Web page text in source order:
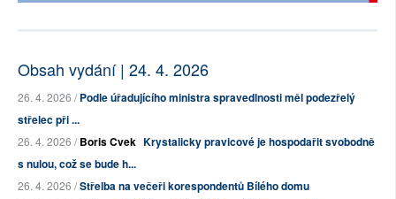
Obsah vydání | 24. 4. 2026
26. 4. 2026 /Podle úřadujícího ministra spravedlnosti měl podezřelý
střelec při ...
26. 4. 2026 /Boris Cvek Krystalicky pravicové je hospodařit svobodně
s nulou, což se bude h...
26. 4. 2026 /Střelba na večeři korespondentů Bílého domu